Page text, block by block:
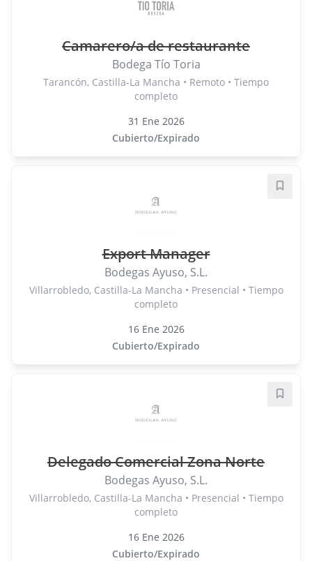
Camarero/a de restaurante
Bodega Tío Toria
Tarancón, Castilla-La Mancha • Remoto • Tiempo
completo
31 Ene 2026
Cubierto/Expirado
Export Manager
Bodegas Ayuso, S.L.
Villarrobledo, Castilla-La Mancha • Presencial • Tiempo
completo
16 Ene 2026
Cubierto/Expirado
Delegado Comercial Zona Norte
Bodegas Ayuso, S.L.
Villarrobledo, Castilla-La Mancha • Presencial • Tiempo
completo
16 Ene 2026
Cubierto/Expirado